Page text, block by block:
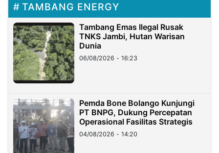
TAMBANG ENERGY
Tambang Emas Ilegal Rusak
TNKS Jambi, Hutan Warisan
Dunia
06/08/2026 - 16:23
Pemda Bone Bolango Kunjungi
PT BNPG, Dukung Percepatan
Operasional Fasilitas Strategis
04/08/2026 - 14:20